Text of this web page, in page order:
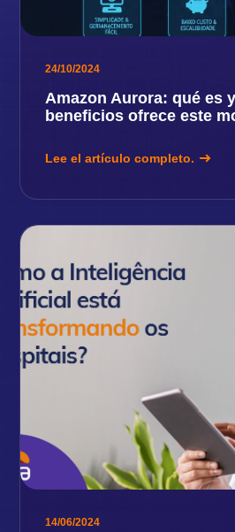
24/10/2024
Amazon Aurora: qué es
beneficios ofrece este
Lee el artículo completo.
14/06/2024